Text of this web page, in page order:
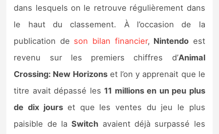
Précommandes jeux Switch 2
Bons plans
Guides
dans lesquels on le retrouve régulièrement dans
le haut du classement. À l’occasion de la
publication de son bilan financier, Nintendo est
revenu sur les premiers chiffres d’Animal
Crossing: New Horizonset l’on y apprenait que le
titre avait dépassé les11 millions en un peu plus
de dix jourset que les ventes du jeu le plus
paisible de laSwitch avaient déjà surpassé les